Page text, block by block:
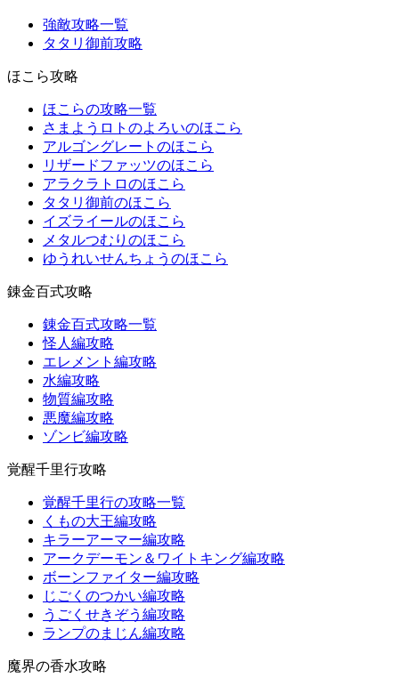
強敵攻略一覧
タタリ御前攻略
ほこら攻略
ほこらの攻略一覧
さまようロトのよろいのほこら
アルゴングレートのほこら
リザードファッツのほこら
アラクラトロのほこら
タタリ御前のほこら
イズライールのほこら
メタルつむりのほこら
ゆうれいせんちょうのほこら
錬金百式攻略
錬金百式攻略一覧
怪人編攻略
エレメント編攻略
水編攻略
物質編攻略
悪魔編攻略
ゾンビ編攻略
覚醒千里行攻略
覚醒千里行の攻略一覧
くもの大王編攻略
キラーアーマー編攻略
アークデーモン＆ワイトキング編攻略
ボーンファイター編攻略
じごくのつかい編攻略
うごくせきぞう編攻略
ランプのまじん編攻略
魔界の香水攻略